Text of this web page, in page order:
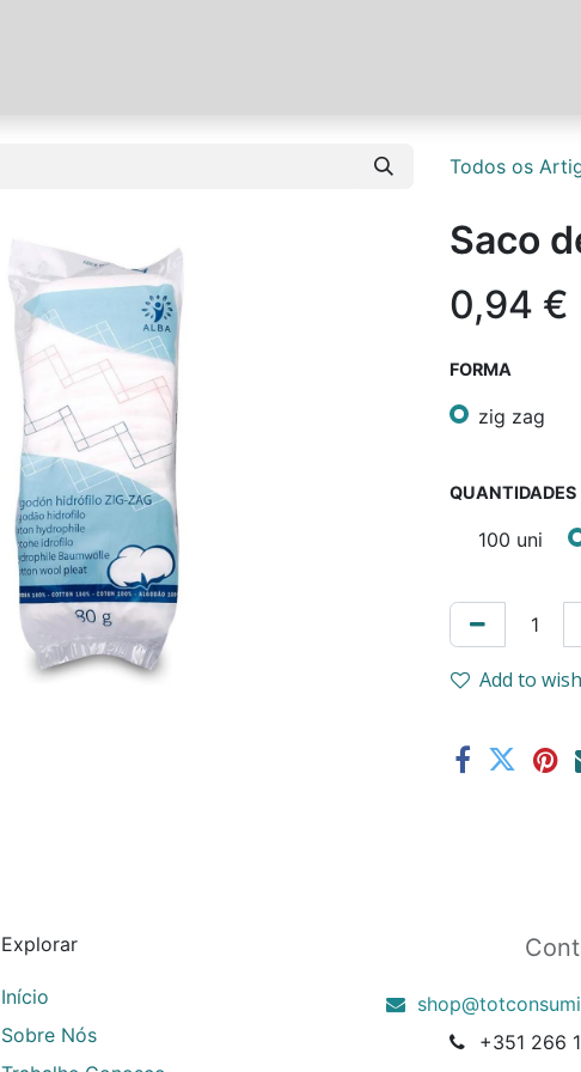
Todos os
Saco
0,94 €
FORMA
zig zag
QUANTIDADES
100 uni
Add to
Explorar
Início
Sobre Nós
+351 266